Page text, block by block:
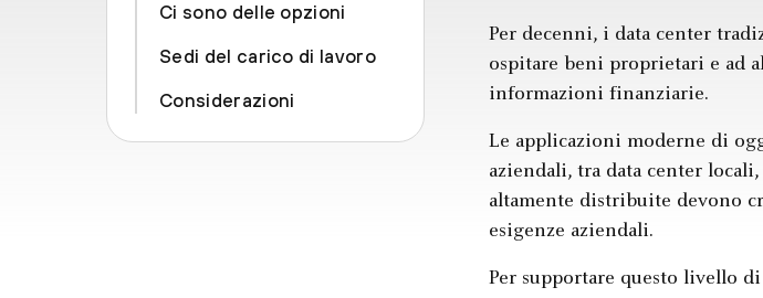
Ci sono delle opzioni
Sedi del carico di lavoro
Considerazioni
Per decenni, i data center
ospitare beni proprietari e ad
informazioni finanziarie.
Le applicazioni moderne di
aziendali, tra data center
altamente distribuite devono
esigenze aziendali.
Per supportare questo livello